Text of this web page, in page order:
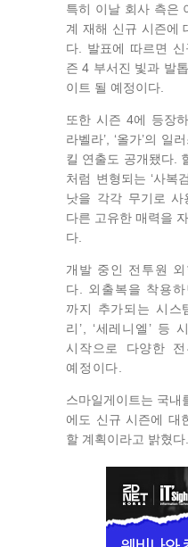
특히 이날 회사 측은
계 재해 신규 시즌에
다. 발표에 따르면 신
즌 4 부서진 빛과 발
이트 될 예정이다.
또한 시즌 4에 등장
라벨라’, ‘올가’의 일
킬 연출도 공개됐다.
처럼 변형되는 ‘사복
낫을 각각 무기로 사
다른 고유한 매력을
다.
개발 중인 전투원
다. 외출복을 착용
까지 추가되는 시스
리’, ‘세레니엘’ 등
시작으로 다양한
예정이다.
스마일게이트는 국내
에도 신규 시즌에 대
할 계획이라고 밝혔다.